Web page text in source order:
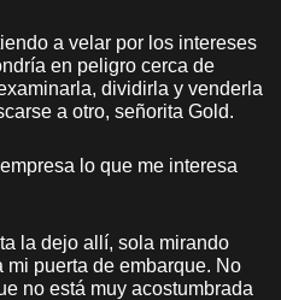
a velar por los intereses
en peligro cerca de
dividirla y venderla
a otro, señorita Gold.
lo que me interesa
la dejo allí, sola mirando
puerta de embarque. No
no está muy acostumbrada